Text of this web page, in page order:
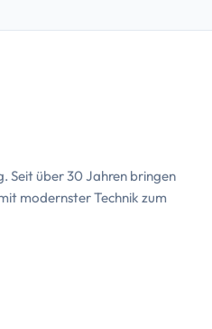
Seit über 30 Jahren bringen
modernster Technik zum